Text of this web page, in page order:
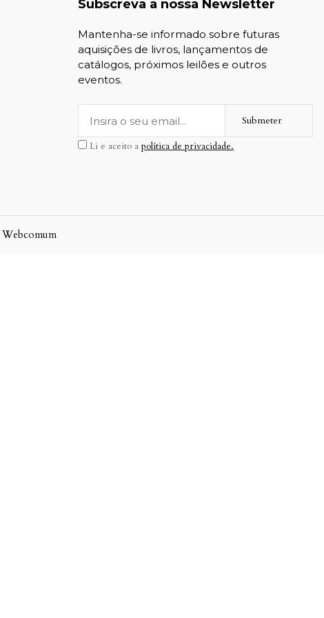
Subscreva a nossa Newsletter
Mantenha-se informado sobre futuras
aquisições de livros, lançamentos de
catálogos, próximos leilões e outros
eventos.
Submeter
Li e aceito apolítica de privacidade.
Webcomum